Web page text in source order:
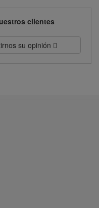
clientes
su opinión